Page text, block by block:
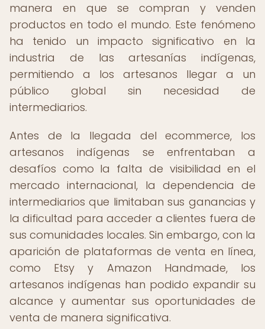
manera en que se compran y venden
productos en todo el mundo. Este fenómeno
ha tenido un impacto significativo en la
industria de las artesanías indígenas,
permitiendo a los artesanos llegar a un
público global sin necesidad de
intermediarios.
Antes de la llegada del ecommerce, los
artesanos indígenas se enfrentaban a
desafíos como la falta de visibilidad en el
mercado internacional, la dependencia de
intermediarios que limitaban sus ganancias y
la dificultad para acceder a clientes fuera de
sus comunidades locales. Sin embargo, con la
aparición de plataformas de venta en línea,
como Etsy y Amazon Handmade, los
artesanos indígenas han podido expandir su
alcance y aumentar sus oportunidades de
venta de manera significativa.